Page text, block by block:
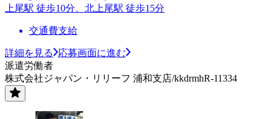
上尾駅 徒歩10分、北上尾駅 徒歩15分
交通費支給
詳細を見る
応募画面に進む
派遣労働者
株式会社ジャパン・リリーフ 浦和支店/kkdrmhR-11334